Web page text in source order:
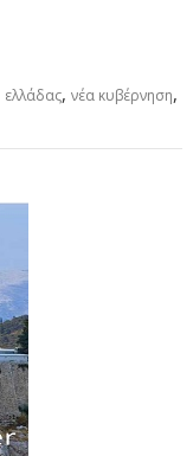
ελλάδας,νέα κυβέρνηση,